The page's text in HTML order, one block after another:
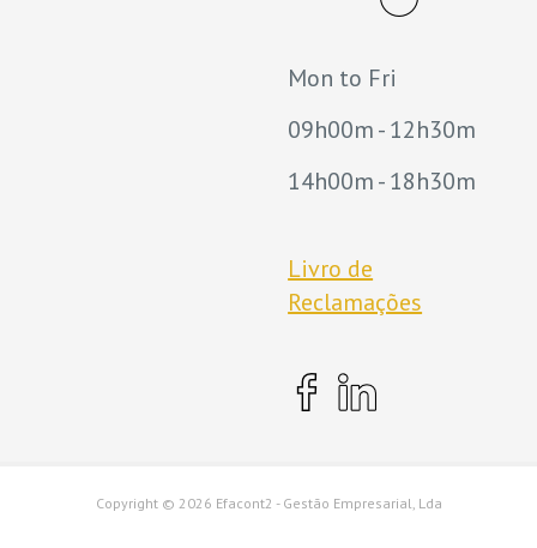
Mon to Fri
09h00m - 12h30m
14h00m - 18h30m
Livro de
Reclamações
Copyright © 2026 Efacont2 - Gestão Empresarial, Lda